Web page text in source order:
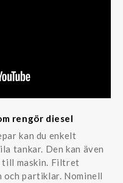
rengör diesel
kan du enkelt
tankar. Den kan även
maskin. Filtret
partiklar. Nominell